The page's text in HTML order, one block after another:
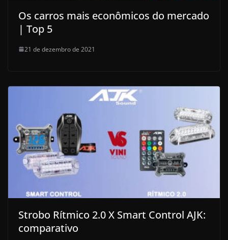
Os carros mais econômicos do mercado
| Top 5
21 de dezembro de 2021
Strobo Rítmico 2.0 X Smart Control AJK:
comparativo